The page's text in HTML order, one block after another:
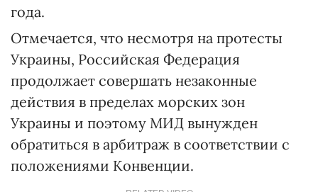
года.
Отмечается, что несмотря на протесты
Украины, Российская Федерация
продолжает совершать незаконные
действия в пределах морских зон
Украины и поэтому МИД вынужден
обратиться в арбитраж в соответствии с
положениями Конвенции.